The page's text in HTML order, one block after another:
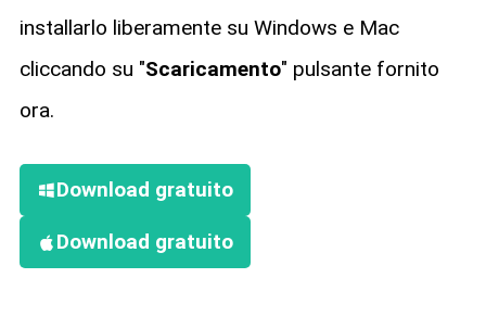
installarlo liberamente su Windows e Mac
cliccando su "Scaricamento" pulsante fornito
ora.
Download gratuito
Download gratuito